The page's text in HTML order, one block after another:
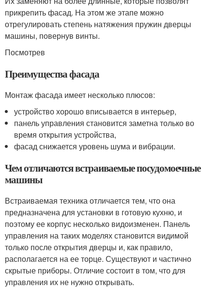
прикрепить фасад. На этом же этапе можно
отрегулировать степень натяжения пружин дверцы
машины, повернув винты.
Посмотрев
Преимущества фасада
Монтаж фасада имеет несколько плюсов:
устройство хорошо вписывается в интерьер,
панель управления становится заметна только во
время открытия устройства,
фасад снижается уровень шума и вибрации.
Чем отличаются встраиваемые посудомоечные
машины
Встраиваемая техника отличается тем, что она
предназначена для установки в готовую кухню, и
поэтому ее корпус несколько видоизменен. Панель
управления на таких моделях становится видимой
только после открытия дверцы и, как правило,
располагается на ее торце. Существуют и частично
скрытые приборы. Отличие состоит в том, что для
управления их не нужно открывать.